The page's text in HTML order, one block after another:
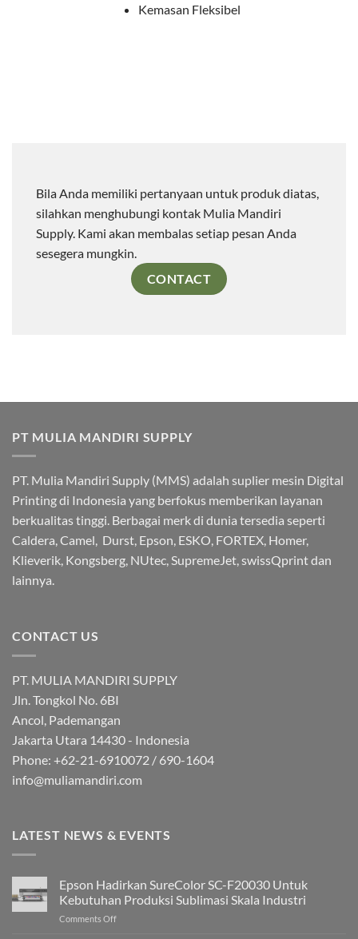
Kemasan Fleksibel
Bila Anda memiliki pertanyaan untuk produk diatas,
silahkan menghubungi kontak Mulia Mandiri
Supply. Kami akan membalas setiap pesan Anda
sesegera mungkin.
CONTACT
PT MULIA MANDIRI SUPPLY
PT. Mulia Mandiri Supply (MMS) adalah suplier mesin Digital
Printing di Indonesia yang berfokus memberikan layanan
berkualitas tinggi. Berbagai merk di dunia tersedia seperti
Caldera, Camel, Durst, Epson, ESKO, FORTEX, Homer,
Klieverik, Kongsberg, NUtec, SupremeJet, swissQprint dan
lainnya.
CONTACT US
PT. MULIA MANDIRI SUPPLY
Jln. Tongkol No. 6BI
Ancol, Pademangan
Jakarta Utara 14430 - Indonesia
Phone: +62-21-6910072 / 690-1604
info@muliamandiri.com
LATEST NEWS & EVENTS
Epson Hadirkan SureColor SC-F20030 Untuk
Kebutuhan Produksi Sublimasi Skala Industri
Comments Offon